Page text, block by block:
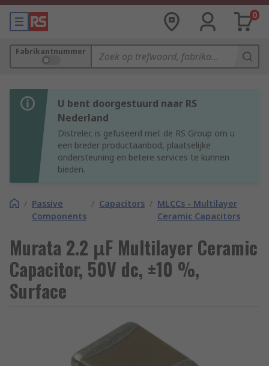
0
Fabrikantnummer
U bent doorgestuurd naar RS
Nederland
Distrelec is gefuseerd met de RS Group om u
een breder productaanbod, plaatselijke
ondersteuning en betere services te kunnen
bieden.
/ Passive
Components
/ Capacitors / MLCCs - Multilayer
Ceramic Capacitors
Murata 2.2 μF Multilayer Ceramic
Capacitor, 50V dc, ±10 %,
Surface